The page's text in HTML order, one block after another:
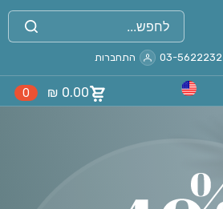
03-5622232 התחברות
₪ 0.00
0